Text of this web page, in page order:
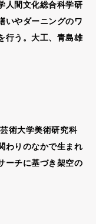
人間文化総合科学研
いやダーニングのワ
行う。大工、青島雄
術大学美術研究科
わりのなかで生まれ
ーチに基づき架空の